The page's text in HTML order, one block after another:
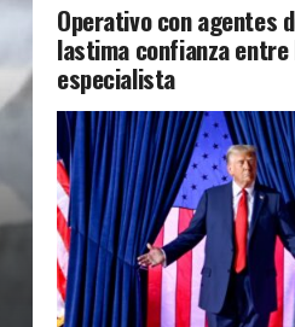
Operativo con agentes
lastima confianza
especialista